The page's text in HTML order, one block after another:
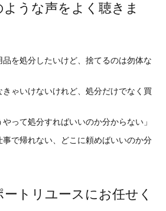
うな声をよく聴きま
品を処分したいけど、捨てるのは勿体な
きゃいけないけれど、処分だけでなく買
やって処分すればいいのか分からない」
事で帰れない、どこに頼めばいいのか分
トリユースにお任せく